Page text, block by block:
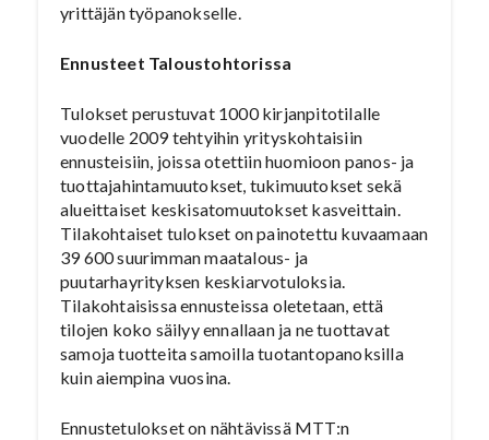
yrittäjän työpanokselle.
Ennusteet Taloustohtorissa
Tulokset perustuvat 1000 kirjanpitotilalle
vuodelle 2009 tehtyihin yrityskohtaisiin
ennusteisiin, joissa otettiin huomioon panos- ja
tuottajahintamuutokset, tukimuutokset sekä
alueittaiset keskisatomuutokset kasveittain.
Tilakohtaiset tulokset on painotettu kuvaamaan
39 600 suurimman maatalous- ja
puutarhayrityksen keskiarvotuloksia.
Tilakohtaisissa ennusteissa oletetaan, että
tilojen koko säilyy ennallaan ja ne tuottavat
samoja tuotteita samoilla tuotantopanoksilla
kuin aiempina vuosina.
Ennustetulokset on nähtävissä MTT:n